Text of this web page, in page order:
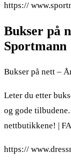
https://
Bukser på
Sportmann
Bukser på nett –
Leter du etter
og gode
nettbutikkene! |
https://